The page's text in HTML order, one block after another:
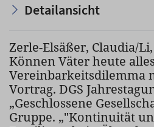
Detailansicht
Zerle-Elsäßer, Claudia/
Können Väter heute
Vereinbarkeitsdilemma
Vortrag. DGS
„Geschlossene
Gruppe. „"Kontinuität